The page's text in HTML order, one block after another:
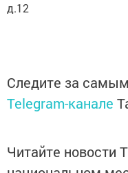
д.12
Следите за
Telegram-канале
Читайте новости